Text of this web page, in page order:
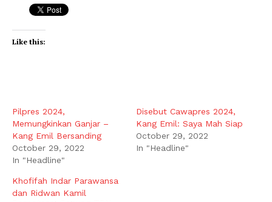
Like this:
Pilpres 2024,
Memungkinkan Ganjar –
Kang Emil Bersanding
October 29, 2022
In "Headline"
Disebut Cawapres 2024,
Kang Emil: Saya Mah Siap
October 29, 2022
In "Headline"
Khofifah Indar Parawansa
dan Ridwan Kamil